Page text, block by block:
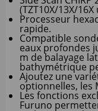
(TZT10X/13X/
Processeur
rapide.
Compatible
eaux profondes
m de balayage
bathymétrique
Ajoutez une
optionnelles, les
Les fonctions
Furuno